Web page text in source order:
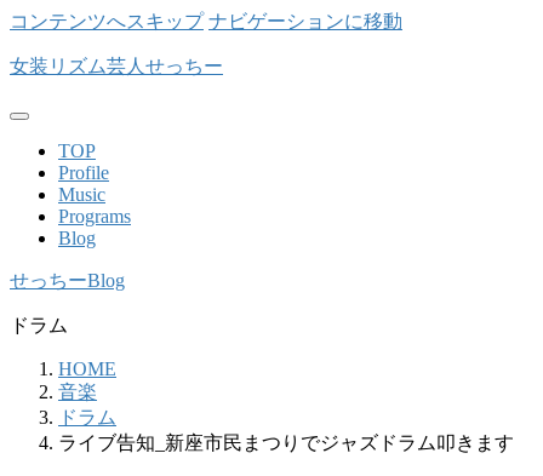
コンテンツへスキップ ナビゲーションに移動
女装リズム芸人せっちー
TOP
Profile
Music
Programs
Blog
せっちーBlog
ドラム
HOME
音楽
ドラム
ライブ告知_新座市民まつりでジャズドラム叩きます